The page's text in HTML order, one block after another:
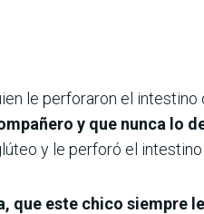
le perforaron el intestino
y que nunca lo
y le perforó el
que este chico siempre